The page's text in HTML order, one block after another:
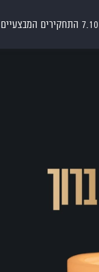
7.10 התחקירים המבצעיים